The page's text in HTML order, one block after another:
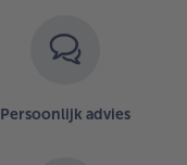
Persoonlijk advies